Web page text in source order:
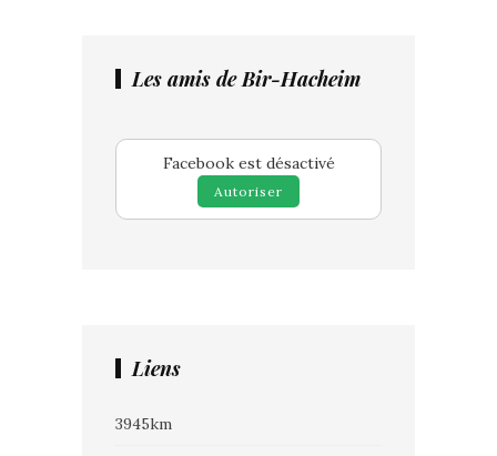
Les amis de Bir-Hacheim
Facebook est désactivé
Autoriser
Liens
3945km